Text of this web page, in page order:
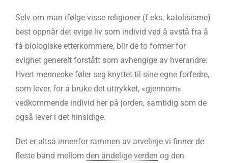
Selv om man ifølge visse religioner (f.eks. katolisisme)
best oppnår det evige liv som individ ved å avstå fra å
få biologiske etterkommere, blir de to former for
evighet generelt forstått som avhengige av hverandre:
Hvert menneske føler seg knyttet til sine egne forfedre,
som lever, for å bruke det uttrykket, «gjennom»
vedkommende individ her på jorden, samtidig som de
også lever i det hinsidige.
Det er altså innenfor rammen av arvelinje vi finner de
fleste bånd mellom den åndelige verden og den